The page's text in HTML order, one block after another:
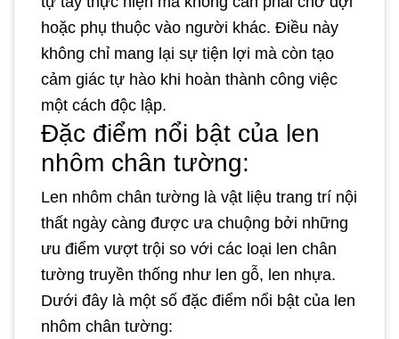
hoặc phụ thuộc vào người khác. Điều này
không chỉ mang lại sự tiện lợi mà còn tạo
cảm giác tự hào khi hoàn thành công việc
một cách độc lập.
Đặc điểm nổi bật của len
nhôm chân tường:
Len nhôm chân tường là vật liệu trang trí nội
thất ngày càng được ưa chuộng bởi những
ưu điểm vượt trội so với các loại len chân
tường truyền thống như len gỗ, len nhựa.
Dưới đây là một số đặc điểm nổi bật của len
nhôm chân tường: